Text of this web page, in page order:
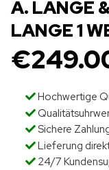
A. LANGE
LANGE 1
€
Hochwertige
Sichere
Lieferung
24/7